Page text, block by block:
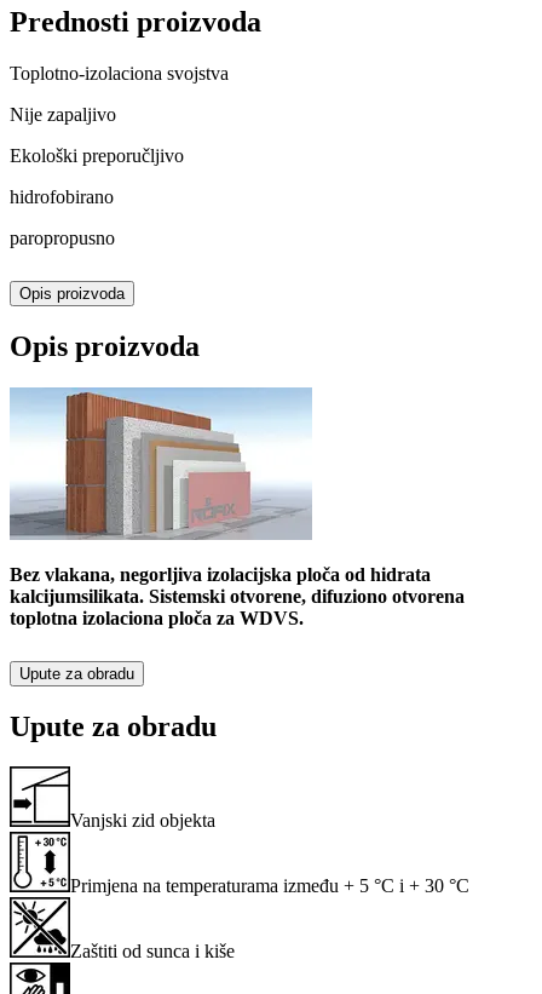
Prednosti proizvoda
Toplotno-izolaciona svojstva
Nije zapaljivo
Ekološki preporučljivo
hidrofobirano
paropropusno
Opis proizvoda
Opis proizvoda
Bez vlakana, negorljiva izolacijska ploča od hidrata
kalcijumsilikata. Sistemski otvorene, difuziono otvorena
toplotna izolaciona ploča za WDVS.
Upute za obradu
Upute za obradu
Vanjski zid objekta
Primjena na temperaturama između + 5 °C i + 30 °C
Zaštiti od sunca i kiše